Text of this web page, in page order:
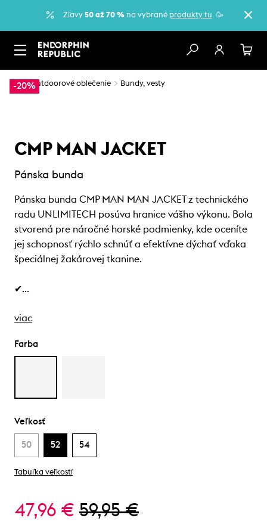
Zľavy 50 až 70 %na vybrané produkty tu. 🥳
-20%
… Outdoorové oblečenie Bundy, vesty
CMP MAN JACKET
Pánska bunda
Pánska bunda CMP MAN MAN JACKET z technického
radu UNLIMITECH posúva hranice vášho výkonu. Bola
stvorená pre náročné horské podmienky, kde oceníte
jej schopnosť rýchlo schnúť a efektívne dýchať vďaka
špeciálnej žakárovej tkanine.
✔…
viac
Farba
Veľkosť
50 52 54
Tabuľka veľkostí
47,96 € 59,95 €